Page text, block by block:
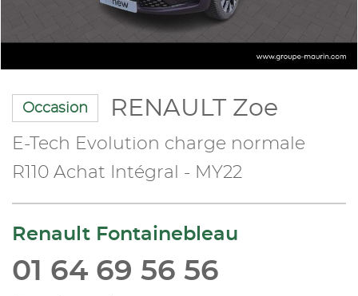
Occasion RENAULT Zoe
E-Tech Evolution charge normale
R110 Achat Intégral - MY22
Renault Fontainebleau
01 64 69 56 56